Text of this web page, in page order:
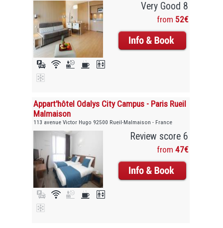
Very Good 8
from 52€
Appart'hôtel Odalys City Campus - Paris Rueil
Malmaison
113 avenue Victor Hugo 92500 Rueil-Malmaison - France
Review score 6
from 47€